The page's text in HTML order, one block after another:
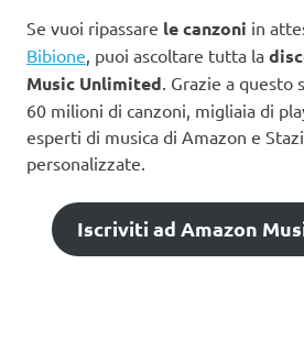
Se vuoi ripassare le canzoni in
Bibione , puoi ascoltare tutta la
Music Unlimited . Grazie a
60 milioni di canzoni, migliaia di
esperti di musica di Amazon e
personalizzate.
Iscriviti ad Amazon